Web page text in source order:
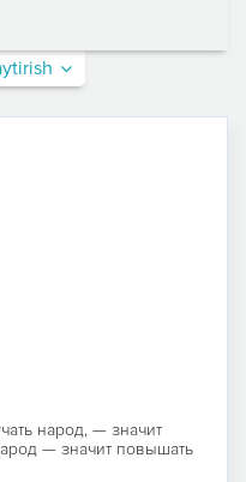
народ, — значит
— значит повышать